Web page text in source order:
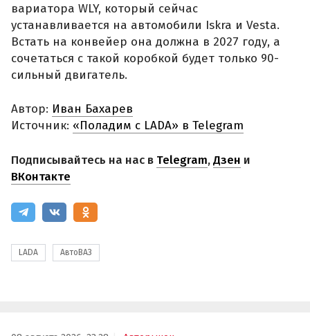
вариатора WLY, который сейчас
устанавливается на автомобили Iskra и Vesta.
Встать на конвейер она должна в 2027 году, а
сочетаться с такой коробкой будет только 90-
сильный двигатель.
Автор: Иван Бахарев
Источник: «Поладим с LADA» в Telegram
Подписывайтесь на нас в Telegram,Дзен и
ВКонтакте
LADA АвтоВАЗ